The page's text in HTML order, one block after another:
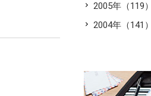
2005年（119）
2004年（141）